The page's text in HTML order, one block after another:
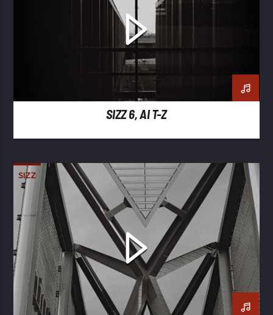
SIZZ 6, AI T-Z
SIZZ